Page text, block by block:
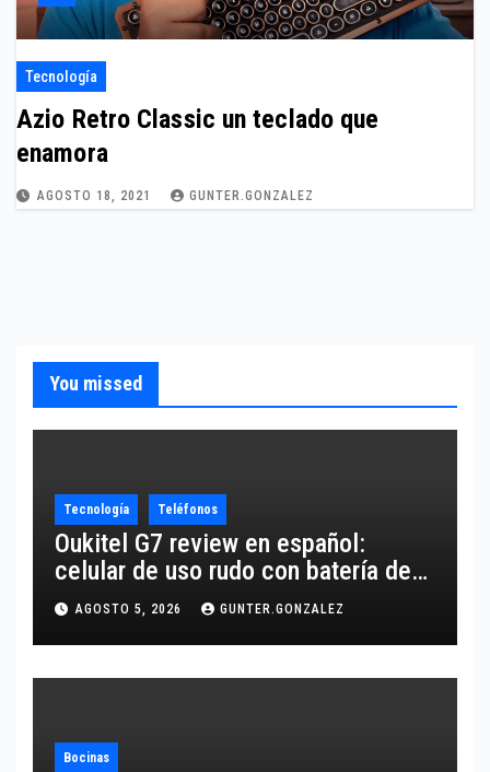
Tecnología
Azio Retro Classic un teclado que
enamora
AGOSTO 18, 2021 GUNTER.GONZALEZ
You missed
Tecnología Teléfonos
Oukitel G7 review en español:
celular de uso rudo con batería de
10,600 mAh
AGOSTO 5, 2026 GUNTER.GONZALEZ
Bocinas